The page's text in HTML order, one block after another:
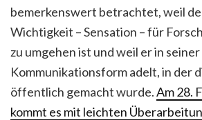
bemerkenswert betrachtet, weil
Wichtigkeit – Sensation – für
zu umgehen ist und weil er in
Kommunikationsform adelt, in der
öffentlich gemacht wurde.Am 28.
kommt es mit leichten